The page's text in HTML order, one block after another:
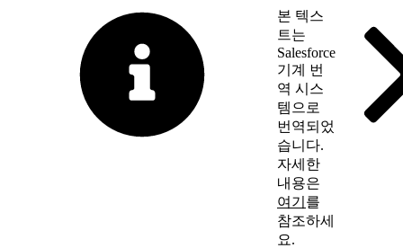
본 텍스
트는
Salesforce
기계 번
역 시스
템으로
번역되었
습니다.
자세한
내용은
여기 를
참조하세
요.